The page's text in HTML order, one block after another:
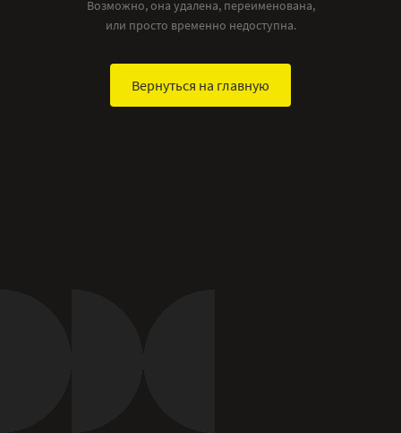
Возможно, она удалена, переименована,
или просто временно недоступна.
Вернуться на главную